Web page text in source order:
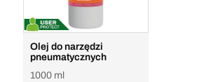
Olej do narzędzi
pneumatycznych
1000 ml